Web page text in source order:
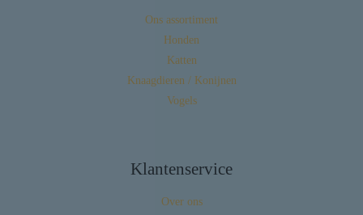
Ons assortiment
Honden
Katten
Knaagdieren / Konijnen
Vogels
Klantenservice
Over ons